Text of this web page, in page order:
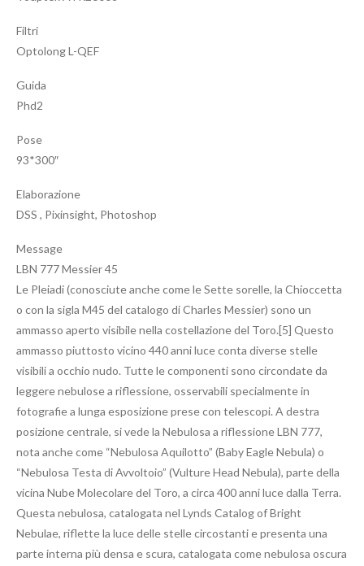
Filtri
Optolong L-QEF
Guida
Phd2
Pose
93*300″
Elaborazione
DSS , Pixinsight, Photoshop
Message
LBN 777 Messier 45
Le Pleiadi (conosciute anche come le Sette sorelle, la Chioccetta
o con la sigla M45 del catalogo di Charles Messier) sono un
ammasso aperto visibile nella costellazione del Toro.[5] Questo
ammasso piuttosto vicino 440 anni luce conta diverse stelle
visibili a occhio nudo. Tutte le componenti sono circondate da
leggere nebulose a riflessione, osservabili specialmente in
fotografie a lunga esposizione prese con telescopi. A destra
posizione centrale, si vede la Nebulosa a riflessione LBN 777,
nota anche come “Nebulosa Aquilotto” (Baby Eagle Nebula) o
“Nebulosa Testa di Avvoltoio” (Vulture Head Nebula), parte della
vicina Nube Molecolare del Toro, a circa 400 anni luce dalla Terra.
Questa nebulosa, catalogata nel Lynds Catalog of Bright
Nebulae, riflette la luce delle stelle circostanti e presenta una
parte interna più densa e scura, catalogata come nebulosa oscura